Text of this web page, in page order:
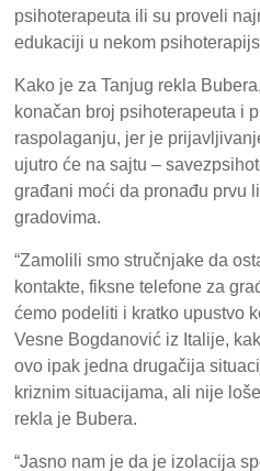
psihoterapeuta ili su proveli
edukaciji u nekom
Kako je za Tanjug rekla
konačan broj psihoterapeuta i
raspolaganju, jer je
ujutro će na sajtu –
građani moći da pronađu prvu
gradovima.
“Zamolili smo stručnjake da
kontakte, fiksne telefone za
ćemo podeliti i kratko upustvo
Vesne Bogdanović iz Italije,
ovo ipak jedna drugačija
kriznim situacijama, ali nije
rekla je Bubera.
“Jasno nam je da je izolacija